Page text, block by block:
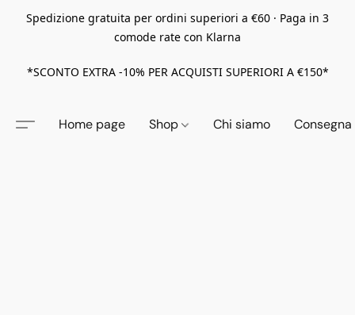
Spedizione gratuita per ordini superiori a €60 · Paga in 3
comode rate con Klarna
*SCONTO EXTRA -10% PER ACQUISTI SUPERIORI A €150*
Home page Shop Chi siamo Consegna